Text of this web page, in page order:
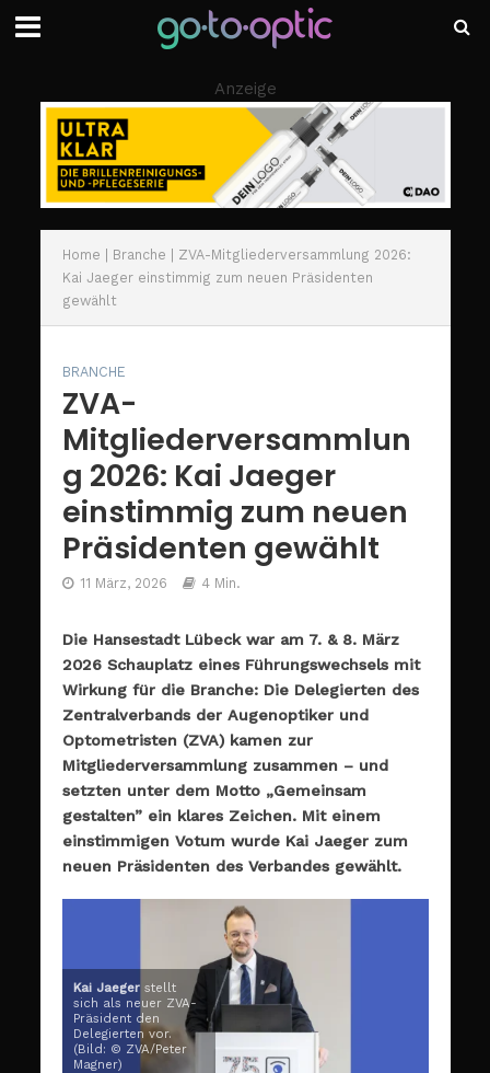
Anzeige
Home | Branche | ZVA-Mitgliederversammlung 2026:
Kai Jaeger einstimmig zum neuen Präsidenten
gewählt
BRANCHE
ZVA-
Mitgliederversammlun
g 2026: Kai Jaeger
einstimmig zum neuen
Präsidenten gewählt
11 März, 2026 4 Min.
Die Hansestadt Lübeck war am 7. & 8. März
2026 Schauplatz eines Führungswechsels mit
Wirkung für die Branche: Die Delegierten des
Zentralverbands der Augenoptiker und
Optometristen (ZVA) kamen zur
Mitgliederversammlung zusammen – und
setzten unter dem Motto „Gemeinsam
gestalten” ein klares Zeichen. Mit einem
einstimmigen Votum wurde Kai Jaeger zum
neuen Präsidenten des Verbandes gewählt.
Kai Jaeger stellt
sich als neuer ZVA-
Präsident den
Delegierten vor.
(Bild: © ZVA/Peter
Magner)